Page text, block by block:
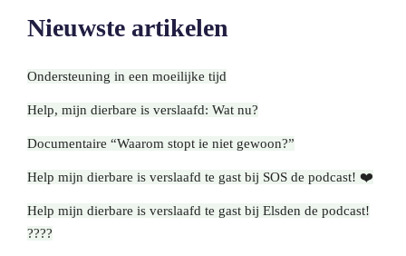
Nieuwste artikelen
Ondersteuning in een moeilijke tijd
Help, mijn dierbare is verslaafd: Wat nu?
Documentaire “Waarom stopt ie niet gewoon?”
Help mijn dierbare is verslaafd te gast bij SOS de podcast! ❤️
Help mijn dierbare is verslaafd te gast bij Elsden de podcast!
????